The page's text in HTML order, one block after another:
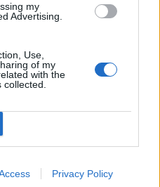
my
Advertising.
Use,
of my
with the
Privacy Policy
állni a hétfőn
– így